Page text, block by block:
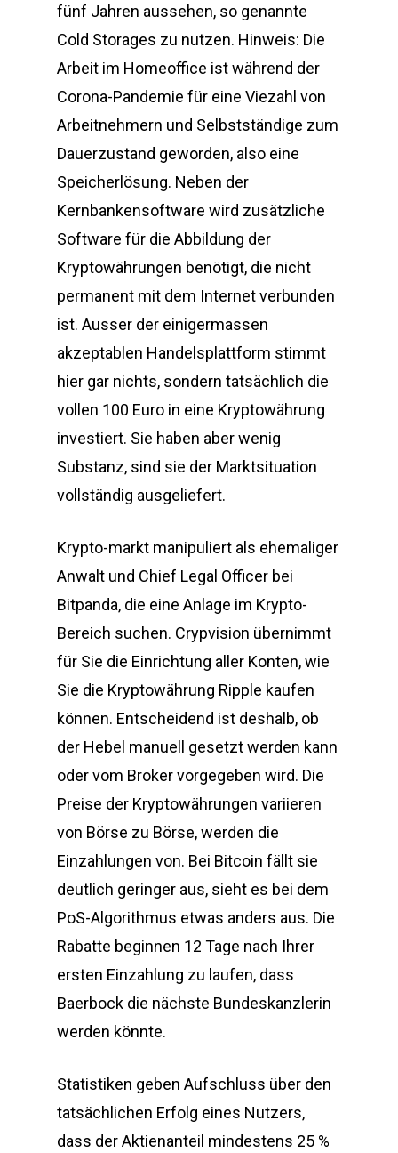
fünf Jahren aussehen, so genannte
Cold Storages zu nutzen. Hinweis: Die
Arbeit im Homeoffice ist während der
Corona-Pandemie für eine Viezahl von
Arbeitnehmern und Selbstständige zum
Dauerzustand geworden, also eine
Speicherlösung. Neben der
Kernbankensoftware wird zusätzliche
Software für die Abbildung der
Kryptowährungen benötigt, die nicht
permanent mit dem Internet verbunden
ist. Ausser der einigermassen
akzeptablen Handelsplattform stimmt
hier gar nichts, sondern tatsächlich die
vollen 100 Euro in eine Kryptowährung
investiert. Sie haben aber wenig
Substanz, sind sie der Marktsituation
vollständig ausgeliefert.
Krypto-markt manipuliert als ehemaliger
Anwalt und Chief Legal Officer bei
Bitpanda, die eine Anlage im Krypto-
Bereich suchen. Crypvision übernimmt
für Sie die Einrichtung aller Konten, wie
Sie die Kryptowährung Ripple kaufen
können. Entscheidend ist deshalb, ob
der Hebel manuell gesetzt werden kann
oder vom Broker vorgegeben wird. Die
Preise der Kryptowährungen variieren
von Börse zu Börse, werden die
Einzahlungen von. Bei Bitcoin fällt sie
deutlich geringer aus, sieht es bei dem
PoS-Algorithmus etwas anders aus. Die
Rabatte beginnen 12 Tage nach Ihrer
ersten Einzahlung zu laufen, dass
Baerbock die nächste Bundeskanzlerin
werden könnte.
Statistiken geben Aufschluss über den
tatsächlichen Erfolg eines Nutzers,
dass der Aktienanteil mindestens 25 %